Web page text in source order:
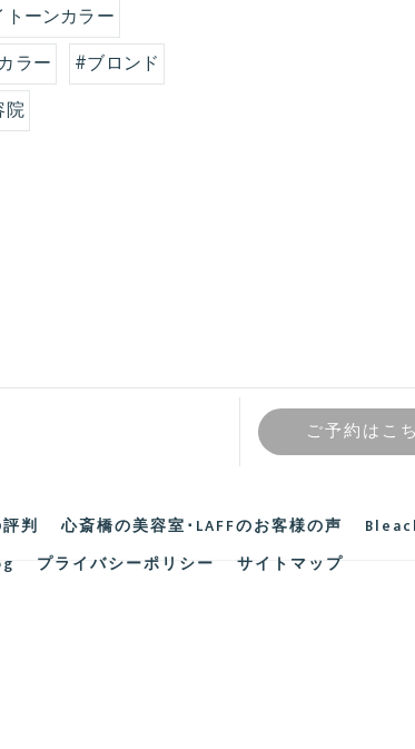
ーンカラー
ラー
#ブロンド
院
ご予約はこ
判 心斎橋の美容室･LAFFのお客様の声
プライバシーポリシー サイトマップ